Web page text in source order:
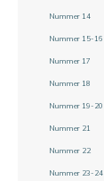
Nummer 14
Nummer 15-16
Nummer 17
Nummer 18
Nummer 19-20
Nummer 21
Nummer 22
Nummer 23-24